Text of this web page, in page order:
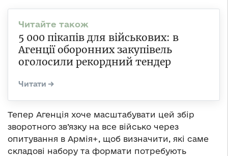
5 000 пікапів для військових: в
Агенції оборонних закупівель
оголосили рекордний тендер
Тепер Агенція хоче масштабувати цей збір
зворотного зв’язку на все військо через
опитування в Армія+, щоб визначити, які саме
складові набору та формати потребують